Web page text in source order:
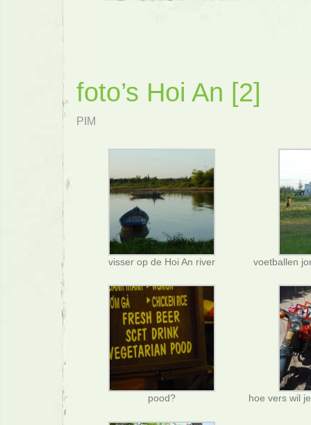
foto’s Hoi An [2]
PIM
visser op de Hoi An river voetballen
pood? hoe vers wil